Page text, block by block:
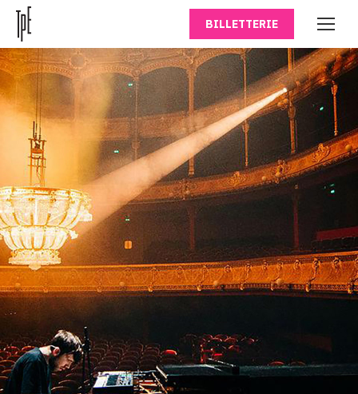
BILLETTERIE